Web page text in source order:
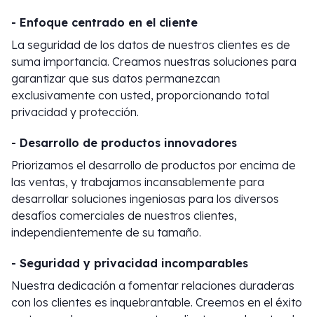
- Enfoque centrado en el cliente
La seguridad de los datos de nuestros clientes es de
suma importancia. Creamos nuestras soluciones para
garantizar que sus datos permanezcan
exclusivamente con usted, proporcionando total
privacidad y protección.
- Desarrollo de productos innovadores
Priorizamos el desarrollo de productos por encima de
las ventas, y trabajamos incansablemente para
desarrollar soluciones ingeniosas para los diversos
desafíos comerciales de nuestros clientes,
independientemente de su tamaño.
- Seguridad y privacidad incomparables
Nuestra dedicación a fomentar relaciones duraderas
con los clientes es inquebrantable. Creemos en el éxito